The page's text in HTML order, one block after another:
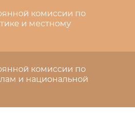
комиссии по
и местному
комиссии по
и национальной